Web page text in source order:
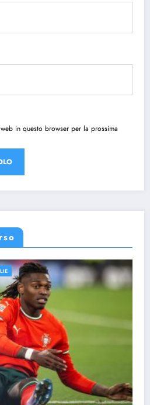
in questo browser per la prossima